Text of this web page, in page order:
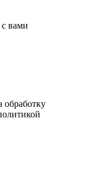
с вами
обработку